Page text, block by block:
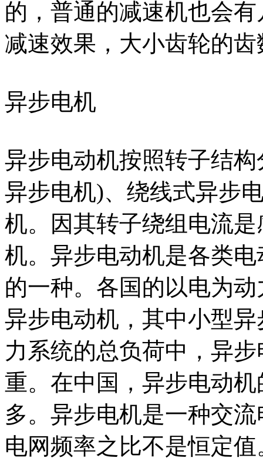
的，普通的减速机也会
减速效果，大小齿轮的
异步电机
异步电动机按照转子结
异步电机)、绕线式异步
机。因其转子绕组电流
机。异步电动机是各类
的一种。各国的以电为动
异步电动机，其中小型
力系统的总负荷中，异
重。在中国，异步电动
多。异步电机是一种交
电网频率之比不是恒定